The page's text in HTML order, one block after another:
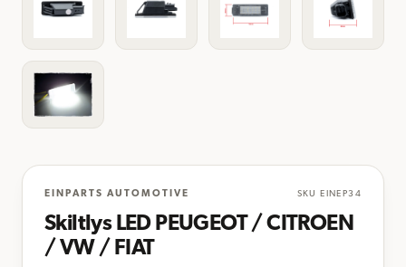
EINPARTS AUTOMOTIVE SKU EINEP34
Skiltlys LED PEUGEOT / CITROEN
/ VW / FIAT